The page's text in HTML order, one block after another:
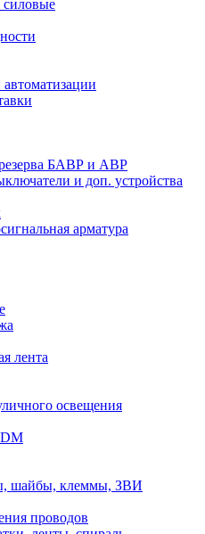
cиловые
резерва БАВР и АВР
и доп. устройства
арматура
лента
освещения
шайбы, клеммы, ЗВИ
проводов